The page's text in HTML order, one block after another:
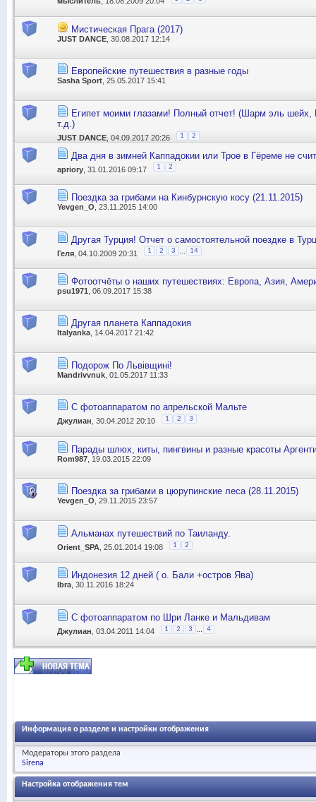
Мистическая Прага (2017)
JUST DANCE , 30.08.2017 12:14
Европейские путешествия в разные годы
Sasha Sport , 25.05.2017 15:41
Египет моими глазами! Полный отчет! (Шарм эль шейх,
т.д.)
JUST DANCE , 04.09.2017 20:26 1 2
Два дня в зимней Каппадокии или Трое в Гёреме не
apriory , 31.01.2016 09:17 1 2
Поездка за грибами на Кинбурнскую косу (21.11.2015)
Yevgen_O , 23.11.2015 14:00
Другая Турция! Отчет о самостоятельной поездке в
Геля , 04.10.2009 20:31 1 2 3 14
Фотоотчёты о наших путешествиях: Европа, Азия,
psu1971 , 06.09.2017 15:38
Другая планета Каппадокия
Italyanka, 14.04.2017 21:42
Подорож По Львівщині!
Mandrivvnuk , 01.05.2017 11:33
С фотоаппаратом по апрельской Мальте
Джулиан , 30.04.2012 20:10 1 2 3
Парады шлюх, киты, пингвины и разные красоты
Rom987 , 19.03.2015 22:09
Поездка за грибами в цюрупинские леса (28.11.2015)
Yevgen_O , 29.11.2015 23:57
Альманах путешествий по Таиланду.
Orient_SPA , 25.01.2014 19:08 1 2
Индонезия 12 дней ( о. Бали +остров Ява)
Ibra , 30.11.2016 18:24
С фотоаппаратом по Шри Ланке и Мальдивам
Джулиан , 03.04.2011 14:04 1 2 3 4
Информация о разделе и настройки отображения
Модераторы этого раздела
Sirena
Настройка отображения тем